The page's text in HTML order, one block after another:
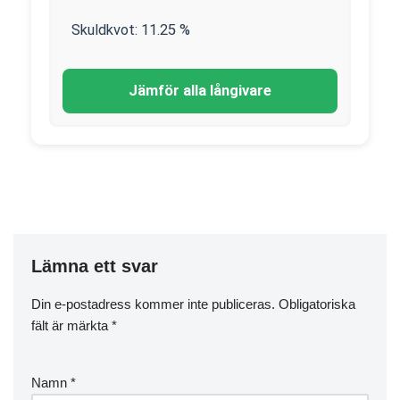
Skuldkvot: 11.25 %
Jämför alla långivare
Lämna ett svar
Din e-postadress kommer inte publiceras. Obligatoriska
fält är märkta *
Namn *